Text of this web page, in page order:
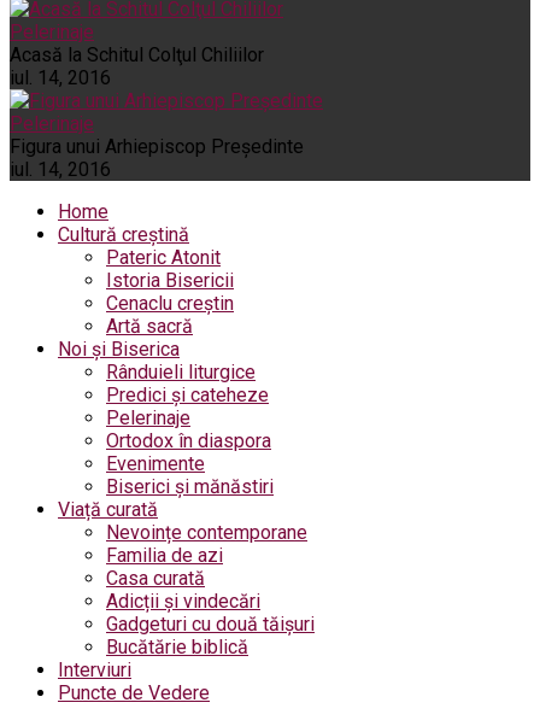
Pelerinaje
Acasă la Schitul Colţul Chiliilor
iul. 14, 2016
Pelerinaje
Figura unui Arhiepiscop Preşedinte
iul. 14, 2016
Home
Cultură creștină
Pateric Atonit
Istoria Bisericii
Cenaclu creștin
Artă sacră
Noi și Biserica
Rânduieli liturgice
Predici și cateheze
Pelerinaje
Ortodox în diaspora
Evenimente
Biserici și mănăstiri
Viață curată
Nevoințe contemporane
Familia de azi
Casa curată
Adicții și vindecări
Gadgeturi cu două tăișuri
Bucătărie biblică
Interviuri
Puncte de Vedere